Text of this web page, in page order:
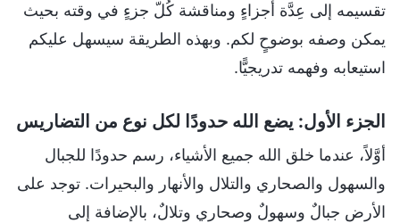
تقسيمه إلى عِدَّة أجزاءٍ ومناقشة كُلّ جزءٍ في وقته بحيث
يمكن وصفه بوضوحٍ لكم. وبهذه الطريقة سيسهل عليكم
استيعابه وفهمه تدريجيًّا.
الجزء الأول: يضع الله حدودًا لكل نوع من التضاريس
أوَّلاً، عندما خلق الله جميع الأشياء، رسم حدودًا للجبال
والسهول والصحاري والتلال والأنهار والبحيرات. توجد على
الأرض جبالٌ وسهولٌ وصحاري وتلالٌ، بالإضافة إلى